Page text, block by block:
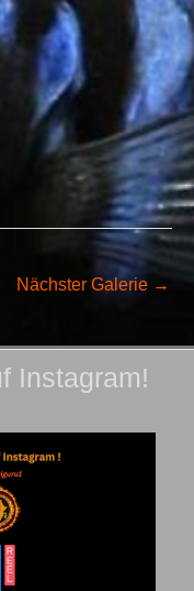
Nächster Galerie →
Instagram!